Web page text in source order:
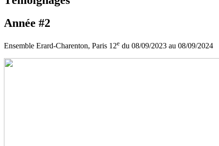
Année #2
Ensemble Erard-Charenton, Paris 12e du 08/09/2023 au 08/09/2024